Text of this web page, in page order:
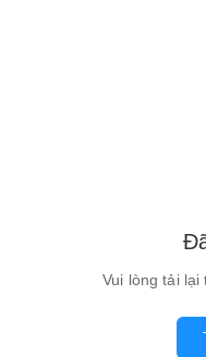
Vui lòng tải lại